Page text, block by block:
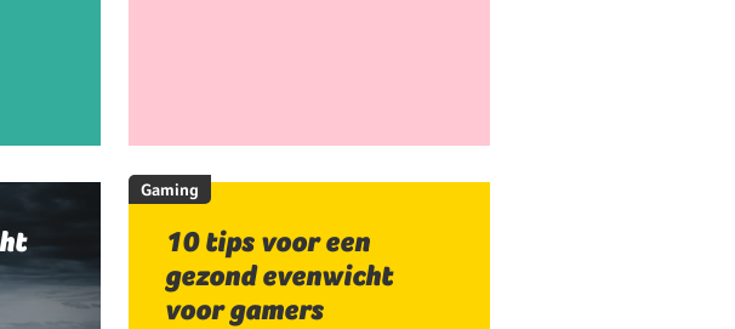
Gaming
10 tips voor een
gezond evenwicht
voor gamers